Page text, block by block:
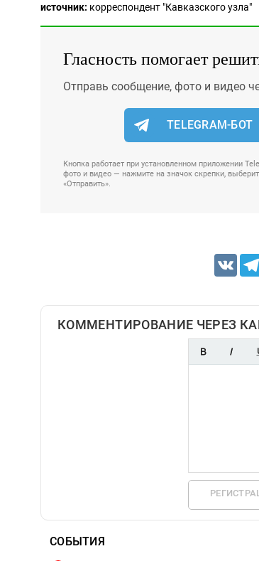
источник: корреспондент "Кавказского узла"
Гласность помогает
Отправь сообщение, фото и видео
TELEGRAM-БОТ
Кнопка работает при установленном приложении
фото и видео — нажмите на значок скрепки,
«Отправить».
VK
КОММЕНТИРОВАНИЕ ЧЕРЕЗ
СОБЫТИЯ